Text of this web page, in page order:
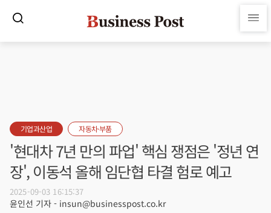
기업과산업 자동차·부품
'현대차 7년 만의 파업' 핵심 쟁점은 '정년 연
장', 이동석 올해 임단협 타결 험로 예고
2025-09-03 16:15:37
윤인선 기자 - insun@businesspost.co.kr